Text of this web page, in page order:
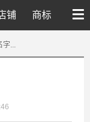
铺 商标
字...